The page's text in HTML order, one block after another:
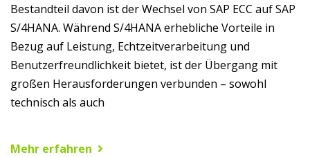
Bestandteil davon ist der Wechsel von SAP ECC auf SAP
S/4HANA. Während S/4HANA erhebliche Vorteile in
Bezug auf Leistung, Echtzeitverarbeitung und
Benutzerfreundlichkeit bietet, ist der Übergang mit
großen Herausforderungen verbunden – sowohl
technisch als auch
Mehr erfahren